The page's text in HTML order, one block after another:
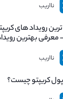
نااریب
معرفی بهترین
نااریب
کریپتو چیست؟